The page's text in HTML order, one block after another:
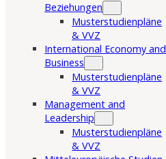
Beziehungen
Musterstudienpläne
& VVZ
International Economy and
Business
Musterstudienpläne
& VVZ
Management and
Leadership
Musterstudienpläne
& VVZ